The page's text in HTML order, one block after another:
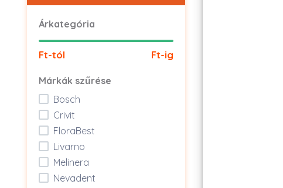
Árkategória
Ft-tól Ft-ig
Márkák szűrése
Bosch
Crivit
FloraBest
Livarno
Melinera
Nevadent